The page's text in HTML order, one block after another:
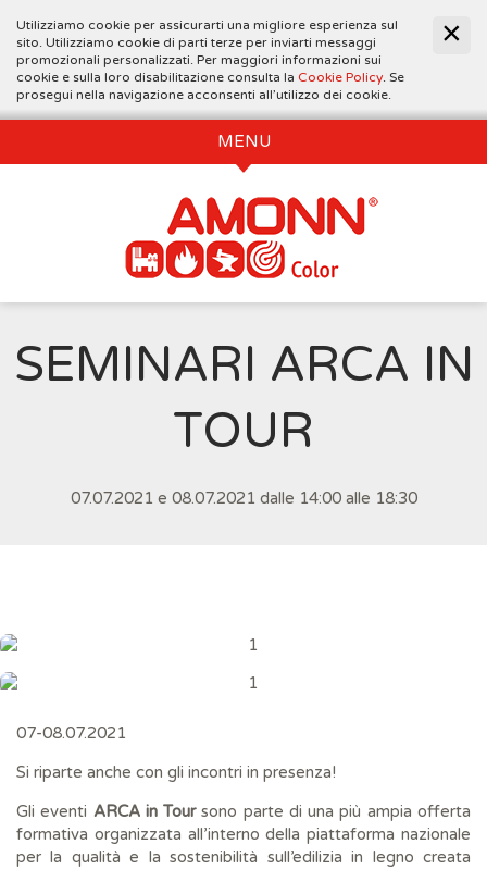
Utilizziamo cookie per assicurarti una migliore esperienza sul
sito. Utilizziamo cookie di parti terze per inviarti messaggi
promozionali personalizzati. Per maggiori informazioni sui
cookie e sulla loro disabilitazione consulta la Cookie Policy. Se
prosegui nella navigazione acconsenti all’utilizzo dei cookie.
MENU
SEMINARI ARCA IN
TOUR
07.07.2021 e 08.07.2021 dalle 14:00 alle 18:30
07-08.07.2021
Si riparte anche con gli incontri in presenza!
Gli eventi ARCA in Toursono parte di una più ampia offerta
formativa organizzata all’interno della piattaforma nazionale
per la qualità e la sostenibilità sull’edilizia in legno creata